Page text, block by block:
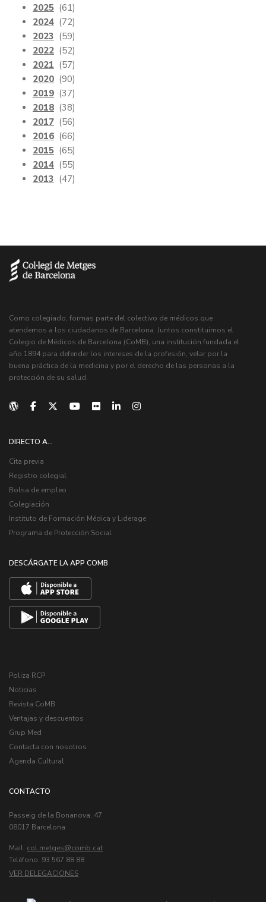
2025 (61)
2024 (72)
2023 (59)
2022 (52)
2021 (57)
2020 (90)
2019 (37)
2018 (38)
2017 (56)
2016 (66)
2015 (65)
2014 (55)
2013 (47)
Como colegiado, formas parte del colectivo de médicos que
atendemos a los ciudadanos de Barcelona. Juntos constituimos el
Colegio de Médicos de Barcelona (CoMB), una institución fundada el
año 1894 para defender los intereses de la profesión, velar por la
buena práctica de la medicina y por el derecho de las personas a la
protección de su salud.
DIRECTO A...
Cita previa
Registro colegial
Bolsa de empleo
Colegiación
Instituto de Formación Médica y Liderage
Programa de Protección Social
DESCÁRGATE LA APP COMB
Poliza RCP
Noticias
Revista CoMB
Ventajas y descuentos
Grup Med
Contacta con nosotros
Agenda Cultural
CONTACTO
Passeig de la Bonanova, 47
08017 Barcelona
Mail: col.metges
Telèfono: 93 567 88 88
VER DELEGACIONES